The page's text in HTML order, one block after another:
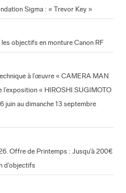
Sigma : « Trevor Key »
objectifs en monture Canon RF
à l’œuvre « CAMERA MAN
l’exposition « HIROSHI SUGIMOTO
juin au dimanche 13 septembre
Offre de Printemps : Jusqu'à 200€
d'objectifs